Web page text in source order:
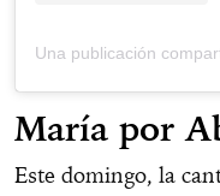
María por
Este domingo, la